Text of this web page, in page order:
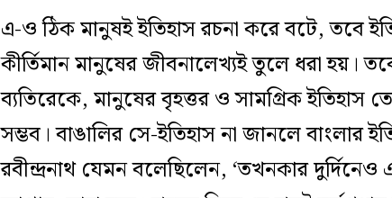
এ-ও ঠিক মানুষই ইতিহাস রচনা করে বটে, তবে
কীর্তিমান মানুষের জীবনালেখ্যই তুলে ধরা হয়।
ব্যতিরেকে, মানুষের বৃহত্তর ও সামগ্রিক
সম্ভব। বাঙালির সে-ইতিহাস না জানলে বাংলার
রবীন্দ্রনাথ যেমন বলেছিলেন, ‘তখনকার দুর্দিনেও